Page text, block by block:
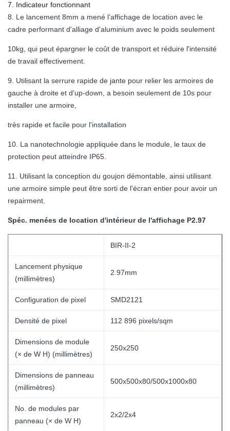
7. Indicateur fonctionnant
8. Le lancement 8mm a mené l'affichage de location avec le
cadre performant d'alliage d'aluminium avec le poids seulement
10kg, qui peut épargner le coût de transport et réduire l'intensité
de travail effectivement.
9. Utilisant la serrure rapide de jante pour relier les armoires de
gauche à droite et d'up-down, a besoin seulement de 10s pour
installer une armoire,
très rapide et facile pour l'installation
10. La nanotechnologie appliquée dans le module, le taux de
protection peut atteindre IP65.
11. Utilisant la conception du goujon démontable, ainsi utilisant
une armoire simple peut être sorti de l'écran entier pour avoir un
repairment.
Spéc. menées de location d'intérieur de l'affichage P2.97
BIR-II-2
Lancement physique
(millimètres)
2.97mm
Configuration de pixel SMD2121
Densité de pixel 112 896 pixels/sqm
Dimensions de module
(× de W H) (millimètres)
250x250
Dimensions de panneau
(millimètres)
500x500x80/500x1000x80
No. de modules par
panneau (× de W H)
2x2/2x4